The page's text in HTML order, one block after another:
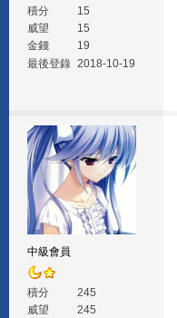
積分
15
威望
15
金錢
19
最後登錄 2018-10-19
中級會員
積分
245
威望
245